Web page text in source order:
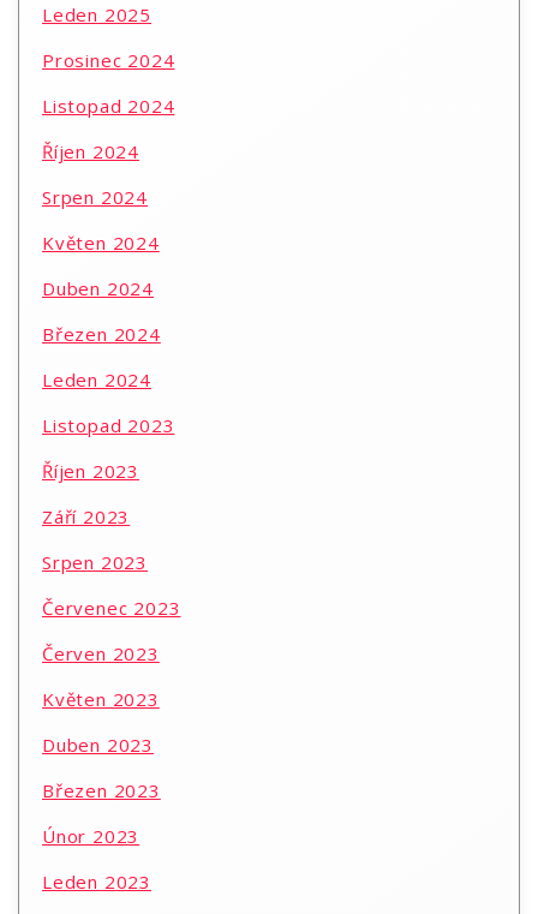
Leden 2025
Prosinec 2024
Listopad 2024
Říjen 2024
Srpen 2024
Květen 2024
Duben 2024
Březen 2024
Leden 2024
Listopad 2023
Říjen 2023
Září 2023
Srpen 2023
Červenec 2023
Červen 2023
Květen 2023
Duben 2023
Březen 2023
Únor 2023
Leden 2023